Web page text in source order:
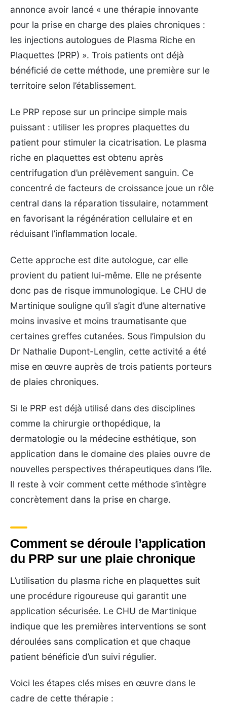
annonce avoir lancé « une thérapie innovante
pour la prise en charge des plaies chroniques :
les injections autologues de Plasma Riche en
Plaquettes (PRP) ». Trois patients ont déjà
bénéficié de cette méthode, une première sur le
territoire selon l’établissement.
Le PRP repose sur un principe simple mais
puissant : utiliser les propres plaquettes du
patient pour stimuler la cicatrisation. Le plasma
riche en plaquettes est obtenu après
centrifugation d’un prélèvement sanguin. Ce
concentré de facteurs de croissance joue un rôle
central dans la réparation tissulaire, notamment
en favorisant la régénération cellulaire et en
réduisant l’inflammation locale.
Cette approche est dite autologue, car elle
provient du patient lui-même. Elle ne présente
donc pas de risque immunologique. Le CHU de
Martinique souligne qu’il s’agit d’une alternative
moins invasive et moins traumatisante que
certaines greffes cutanées. Sous l’impulsion du
Dr Nathalie Dupont-Lenglin, cette activité a été
mise en œuvre auprès de trois patients porteurs
de plaies chroniques.
Si le PRP est déjà utilisé dans des disciplines
comme la chirurgie orthopédique, la
dermatologie ou la médecine esthétique, son
application dans le domaine des plaies ouvre de
nouvelles perspectives thérapeutiques dans l’île.
Il reste à voir comment cette méthode s’intègre
concrètement dans la prise en charge.
Comment se déroule l’application
du PRP sur une plaie chronique
L’utilisation du plasma riche en plaquettes suit
une procédure rigoureuse qui garantit une
application sécurisée. Le CHU de Martinique
indique que les premières interventions se sont
déroulées sans complication et que chaque
patient bénéficie d’un suivi régulier.
Voici les étapes clés mises en œuvre dans le
cadre de cette thérapie :